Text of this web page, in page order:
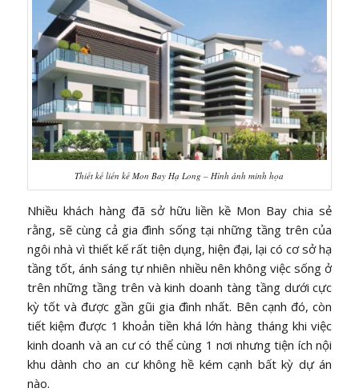
Thiết kế liền kề Mon Bay Hạ Long – Hình ảnh minh họa
Nhiều khách hàng đã sở hữu liền kề Mon Bay chia sẻ
rằng, sẽ cùng cả gia đình sống tại những tầng trên của
ngôi nhà vì thiết kế rất tiện dụng, hiện đại, lại có cơ sở hạ
tầng tốt, ánh sáng tự nhiên nhiều nên không việc sống ở
trên những tầng trên và kinh doanh tàng tầng dưới cực
kỳ tốt và được gần gũi gia đình nhất. Bên cạnh đó, còn
tiết kiệm được 1 khoản tiền khá lớn hàng tháng khi việc
kinh doanh và an cư có thể cùng 1 nơi nhưng tiện ích nội
khu dành cho an cư không hề kém cạnh bất kỳ dự án
nào.